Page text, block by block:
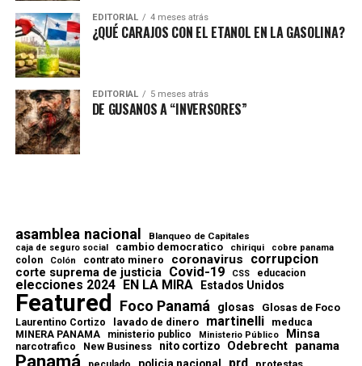
EDITORIAL 4 meses atrás
¿QUÉ CARAJOS CON EL ETANOL EN LA GASOLINA?
EDITORIAL 5 meses atrás
DE GUSANOS A “INVERSORES”
asamblea nacional Blanqueo de Capitales
caja de seguro social cambio democratico chiriqui cobre panama
colon Colón contrato minero coronavirus corrupcion
corte suprema de justicia Covid-19 CSS educacion
elecciones 2024 EN LA MIRA Estados Unidos
Featured Foco Panamá glosas Glosas de Foco
Laurentino Cortizo lavado de dinero martinelli meduca
MINERA PANAMA ministerio publico Ministerio Público Minsa
narcotrafico New Business nito cortizo Odebrecht panama
Panamá